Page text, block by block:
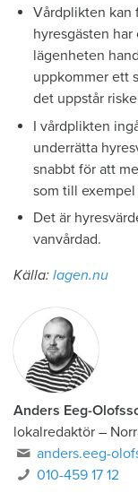
Vårdplikten kan
hyresgästen
lägenheten
uppkommer ett
det uppstår
I vårdplikten
underrätta
snabbt för att
som till
Det är
vanvårdad.
Källa: lagen.nu
Anders Eeg-
lokalredaktör –
anders.eeg-
010-459 17 12